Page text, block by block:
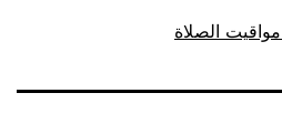
الصلاة